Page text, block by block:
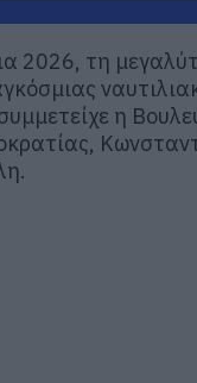
2026, τη
η
.